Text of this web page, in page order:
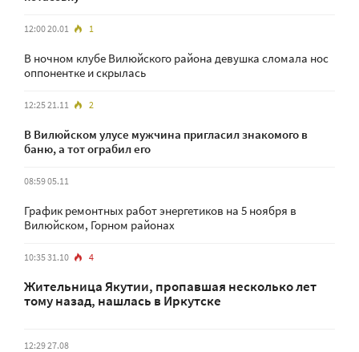
12:00 20.01 1
В ночном клубе Вилюйского района девушка сломала нос
оппонентке и скрылась
12:25 21.11 2
В Вилюйском улусе мужчина пригласил знакомого в
баню, а тот ограбил его
08:59 05.11
График ремонтных работ энергетиков на 5 ноября в
Вилюйском, Горном районах
10:35 31.10 4
Жительница Якутии, пропавшая несколько лет
тому назад, нашлась в Иркутске
12:29 27.08